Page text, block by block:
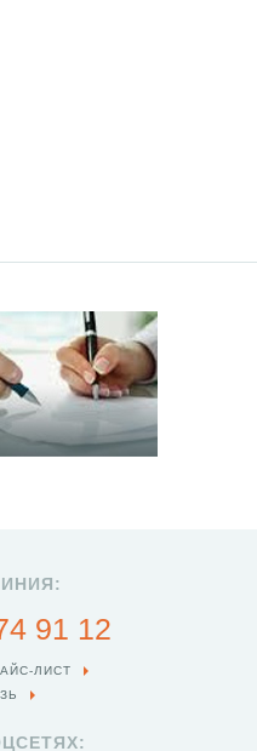
91 12
ЛИСТ